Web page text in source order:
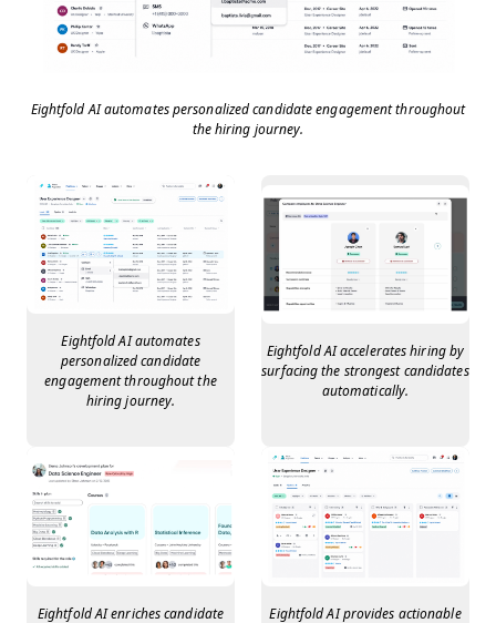
Eightfold AI automates personalized candidate engagement throughout
the hiring journey.
Eightfold AI automates
personalized candidate
engagement throughout the
hiring journey.
Eightfold AI accelerates hiring by
surfacing the strongest candidates
automatically.
Eightfold AI enriches candidate
Eightfold AI provides actionable